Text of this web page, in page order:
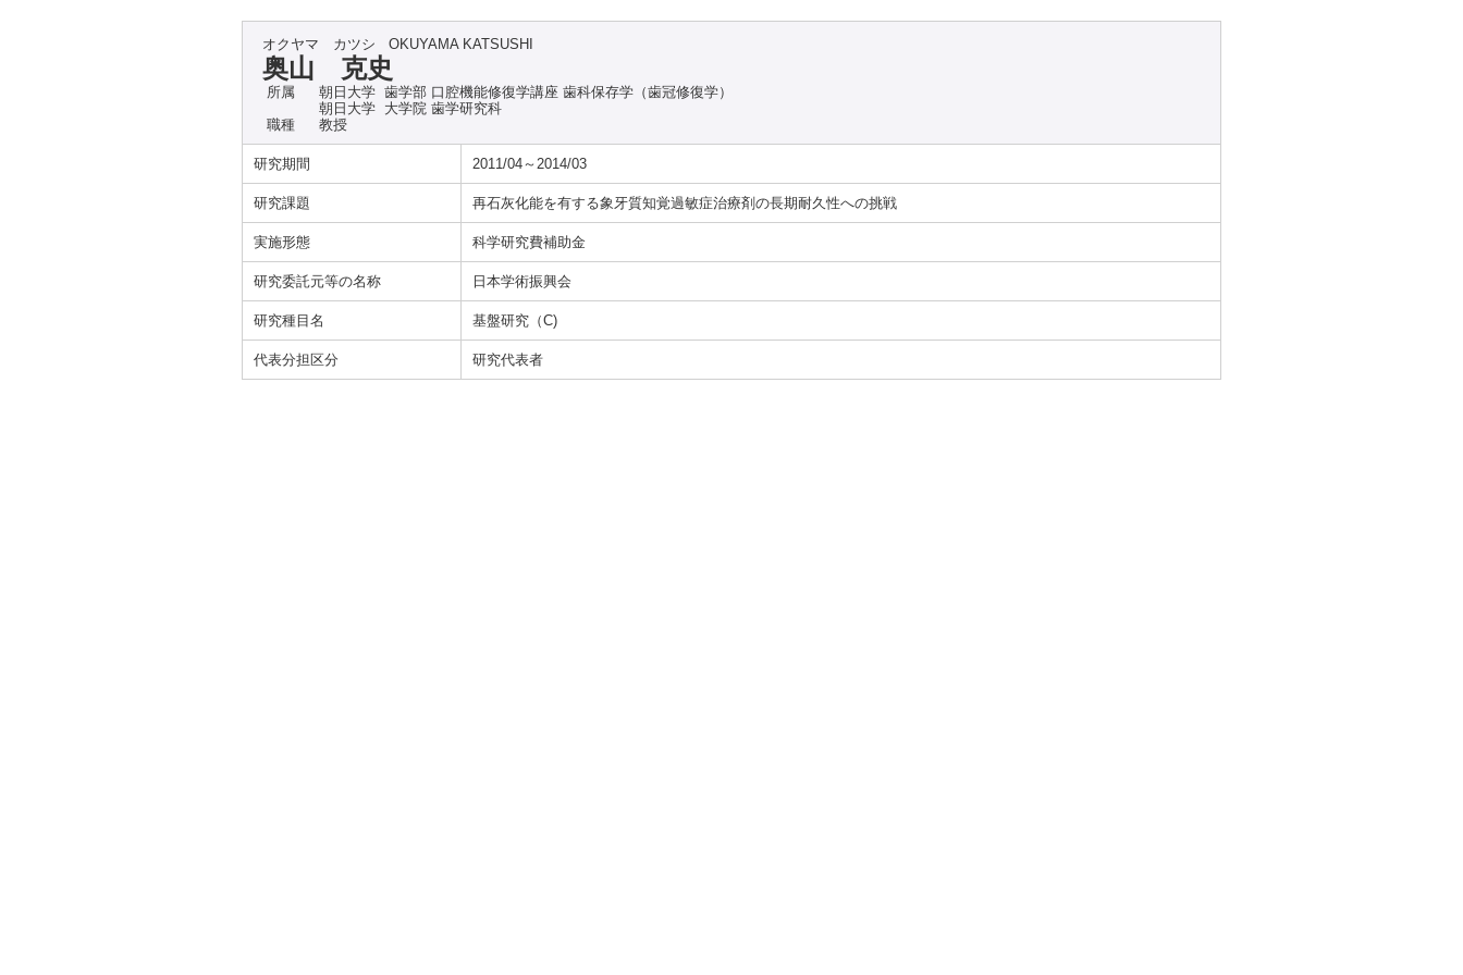
オクヤマ カツシ OKUYAMA KATSUSHI
奥山 克史
所属
朝日大学 歯学部 口腔機能修復学講座 歯科保存学（歯冠修復学）
朝日大学 大学院 歯学研究科
職種
教授
研究期間 2011/04～2014/03
研究課題 再石灰化能を有する象牙質知覚過敏症治療剤の長期耐久性への挑戦
実施形態 科学研究費補助金
研究委託元等の名称 日本学術振興会
研究種目名 基盤研究（C)
代表分担区分 研究代表者